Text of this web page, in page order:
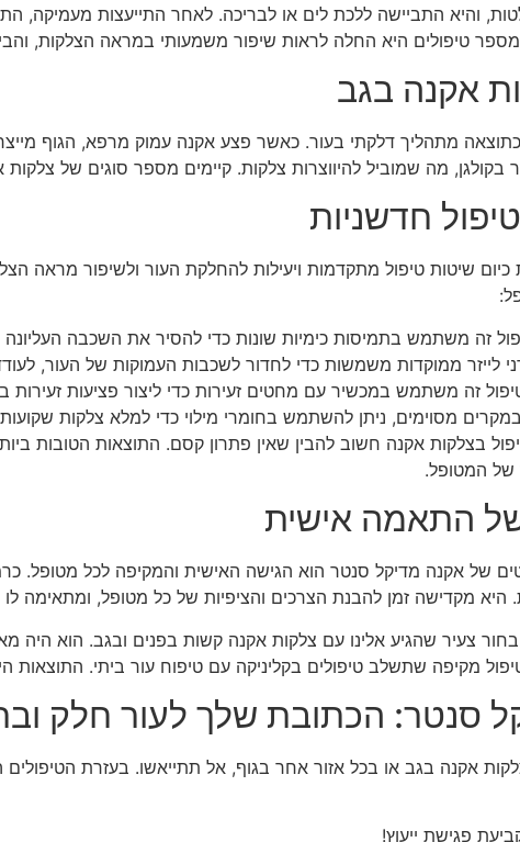
והיא התביישה ללכת לים או לבריכה. לאחר התייעצות מעמיקה,
טיפולים היא החלה לראות שיפור משמעותי במראה הצלקות,
אקנה בגב
מתהליך דלקתי בעור. כאשר פצע אקנה עמוק מרפא, הגוף מייצר
בקולגן, מה שמוביל להיווצרות צלקות. קיימים מספר סוגים של
חדשניות
כיום שיטות טיפול מתקדמות ויעילות להחלקת העור ולשיפור מראה
זה משתמש בתמיסות כימיות שונות כדי להסיר את השכבה
לייזר ממוקדות משמשות כדי לחדור לשכבות העמוקות של העור,
טיפול זה משתמש במכשיר עם מחטים זעירות כדי ליצור פציעות
במקרים מסוימים, ניתן להשתמש בחומרי מילוי כדי למלא צלקות
בצלקות אקנה חשוב להבין שאין פתרון קסם. התוצאות הטובות
של המטופל.
התאמה אישית
מקדישה זמן להבנת הצרכים והציפיות של כל מטופל, ומתאימה לו
צעיר שהגיע אלינו עם צלקות אקנה קשות בפנים ובגב. הוא
מקיפה שתשלב טיפולים בקליניקה עם טיפוח עור ביתי.
סנטר: הכתובת שלך לעור חלק
אקנה בגב או בכל אזור אחר בגוף, אל תתייאשו. בעזרת
פגישת ייעוץ!